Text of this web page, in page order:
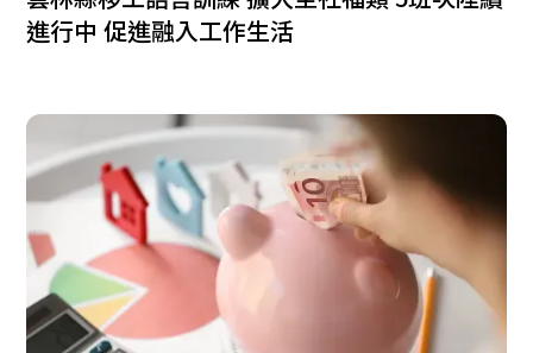
進行中 促進融入工作生活